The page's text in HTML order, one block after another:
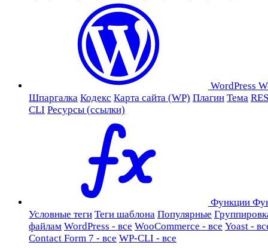
WordPress
Шпаргалка Кодекс Карта сайта (WP) Плагин Тема
CLI Ресурсы (ссылки)
Функции
Условные теги Теги шаблона Популярные
файлам WordPress - все WooCommerce - все Yoast -
Contact Form 7 - все WP-CLI - все